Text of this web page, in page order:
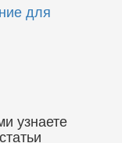
для
узнаете